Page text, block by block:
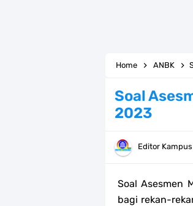
Bank soal
Panduan
Home ANBK
Soal
2023
Editor
Soal Asesmen
bagi rekan-